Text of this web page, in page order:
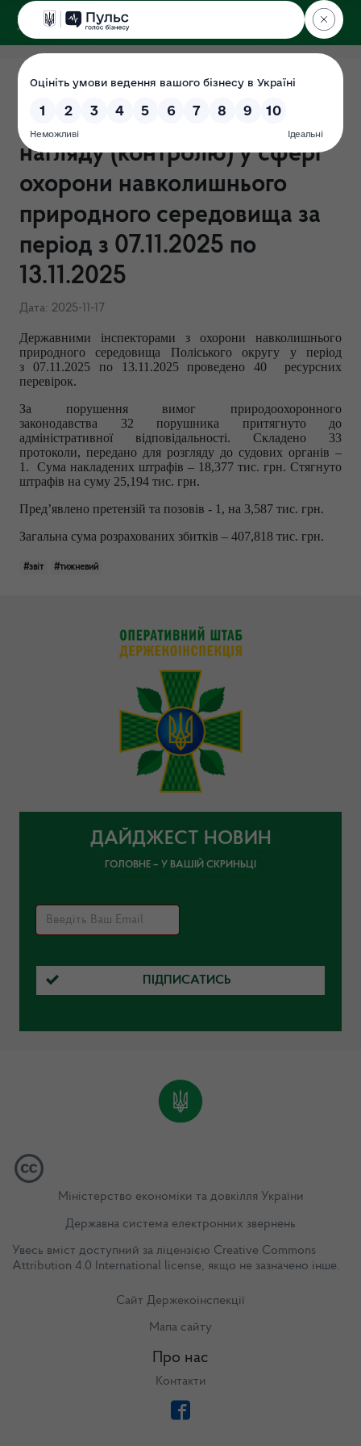
ДЕРЖЕКОІНСПЕКЦІЯ
Поліського округу
ЗВІТ щодо результатів
здійснення державного
нагляду (контролю) у сфері
охорони навколишнього
природного середовища за
період з 07.11.2025 по
13.11.2025
Дата: 2025-11-17
Державними інспекторами з охорони навколишнього
природного середовища Поліського округу у період
з 07.11.2025 по 13.11.2025проведено 40 ресурсних
перевірок.
За порушення вимог природоохоронного
законодавства 32 порушника притягнуто до
адміністративної відповідальності. Складено 33
протоколи, передано для розгляду до судових органів –
1. Сума накладених штрафів – 18,377 тис. грн. Стягнуто
штрафів на суму 25,194 тис. грн.
Пред’явлено претензій та позовів - 1, на 3,587 тис. грн.
Загальна сума розрахованих збитків – 407,818 тис. грн.
#звіт #тижневий
ДАЙДЖЕСТ НОВИН
ГОЛОВНЕ – У ВАШІЙ СКРИНЬЦІ
ПІДПИСАТИСЬ
Міністерство економіки та довкілля України
Державна система електронних звернень
Увесь вміст доступний за ліцензією Creative Commons
Attribution 4.0 International license, якщо не зазначено інше.
Сайт Держекоінспекції
Мапа сайту
Про нас
Контакти